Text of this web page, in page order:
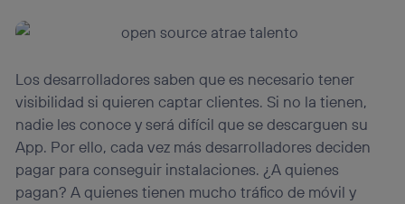
Los desarrolladores saben que es necesario tener
visibilidad si quieren captar clientes. Si no la tienen,
nadie les conoce y será difícil que se descarguen su
App. Por ello, cada vez más desarrolladores deciden
pagar para conseguir instalaciones. ¿A quienes
pagan? A quienes tienen mucho tráfico de móvil y
. Para más información, consulta
política de privacidad de Utiq.